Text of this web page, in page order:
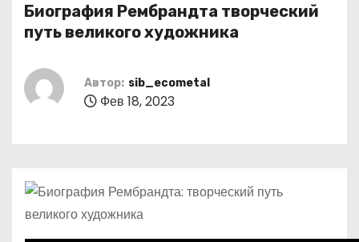
Биография Рембрандта творческий
путь великого художника
Автор: sib_ecometal
Фев 18, 2023